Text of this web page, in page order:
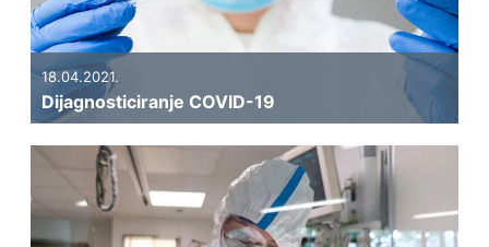
18.04.2021.
Dijagnosticiranje COVID-19